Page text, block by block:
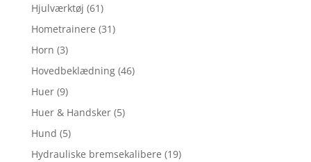
Hjulværktøj (61)
Hometrainere (31)
Horn (3)
Hovedbeklædning (46)
Huer (9)
Huer & Handsker (5)
Hund (5)
Hydrauliske bremsekalibere (19)